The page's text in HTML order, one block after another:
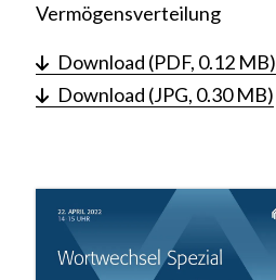
Vermögensverteilung
Download (PDF, 0.12 MB)
Download (JPG, 0.30 MB)